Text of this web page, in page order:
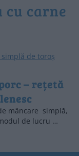
– rețetă
mâncare simplă,
de lucru …